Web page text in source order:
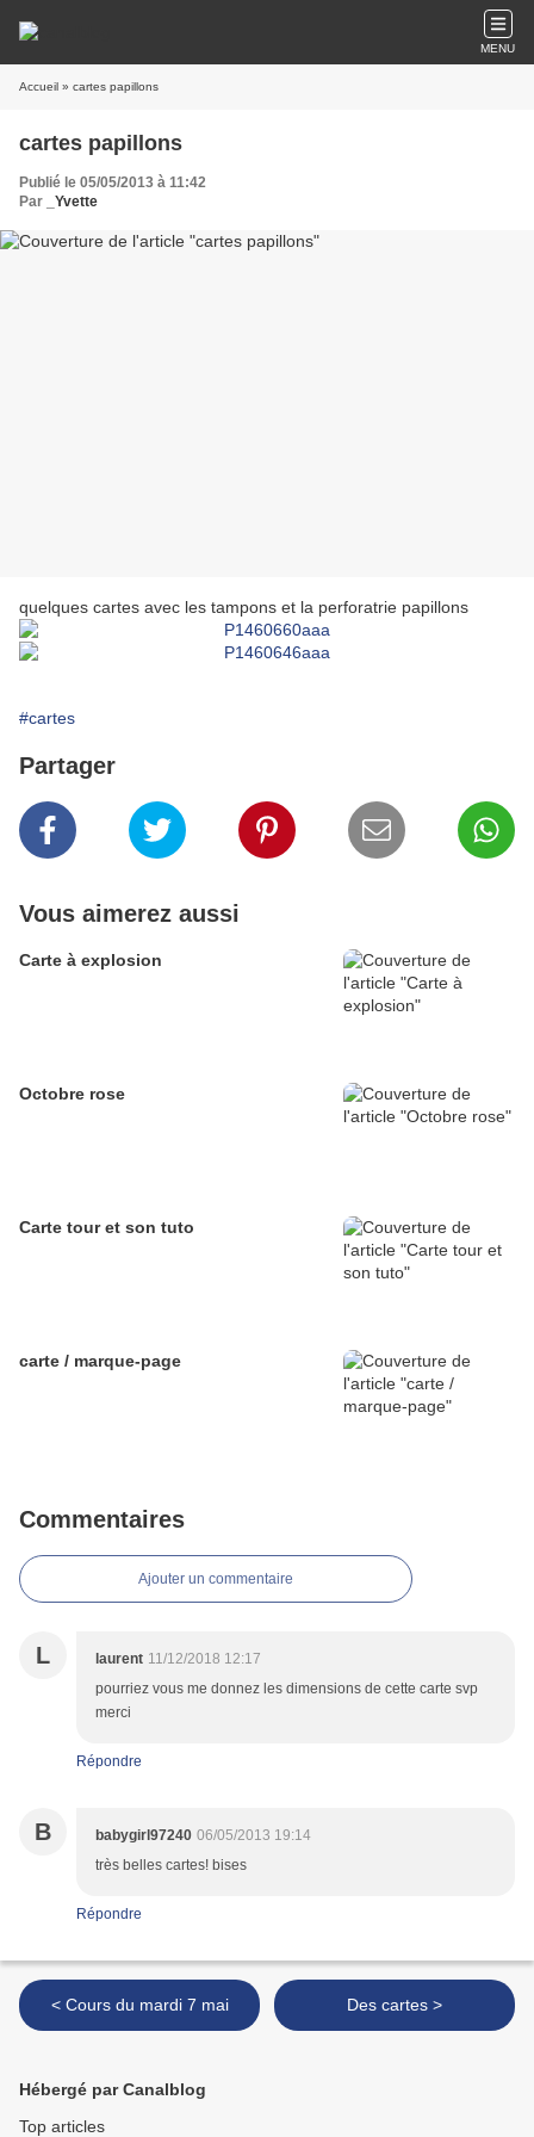
MENU
Accueil » cartes papillons
cartes papillons
Publié le 05/05/2013 à 11:42
Par
_Yvette
quelques cartes avec les tampons et la perforatrie papillons
#cartes
Partager
Vous aimerez aussi
Carte à explosion
Octobre rose
Carte tour et son tuto
carte / marque-page
Commentaires
Ajouter un commentaire
L laurent 11/12/2018 12:17
pourriez vous me donnez les dimensions de cette carte svp
merci
Répondre
B babygirl97240 06/05/2013 19:14
très belles cartes! bises
Répondre
< Cours du mardi 7 mai Des cartes >
Hébergé par Canalblog
Top articles